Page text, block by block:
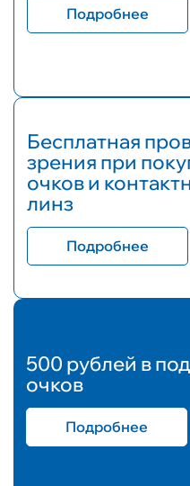
Подробнее
Бесплатная
зрения при
очков и
линз
Подробнее
500 рублей в
очков
Подробнее